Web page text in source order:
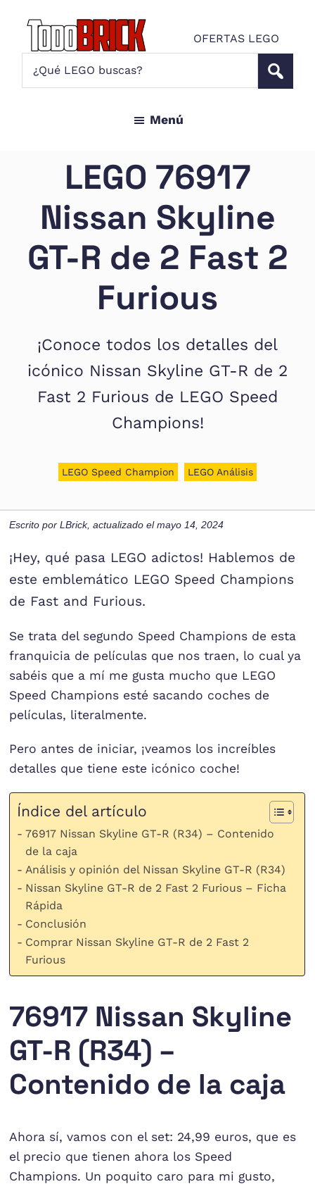
contenido
principal
página
Brick
OFERTAS LEGO
Noticias
amantes
Menú
LEGO 76917
Nissan Skyline
GT-R de 2 Fast 2
Furious
¡Conoce todos los detalles del
icónico Nissan Skyline GT-R de 2
Fast 2 Furious de LEGO Speed
Champions!
LEGO Speed Champion LEGO Análisis
Escrito porLBrick, actualizado elmayo 14, 2024
¡Hey, qué pasa LEGO adictos! Hablemos de
este emblemático LEGO Speed Champions
de Fast and Furious.
Se trata del segundo Speed Champions de esta
franquicia de películas que nos traen, lo cual ya
sabéis que a mí me gusta mucho que LEGO
Speed Champions esté sacando coches de
películas, literalmente.
Pero antes de iniciar, ¡veamos los increíbles
detalles que tiene este icónico coche!
Índice del artículo
76917 Nissan Skyline GT-R (R34) – Contenido
de la caja
Análisis y opinión del Nissan Skyline GT-R (R34)
Nissan Skyline GT-R de 2 Fast 2 Furious – Ficha
Rápida
Conclusión
Comprar Nissan Skyline GT-R de 2 Fast 2
Furious
76917 Nissan Skyline
GT-R (R34) –
Contenido de la caja
Ahora sí, vamos con el set: 24,99 euros, que es
el precio que tienen ahora los Speed
Champions. Un poquito caro para mi gusto,